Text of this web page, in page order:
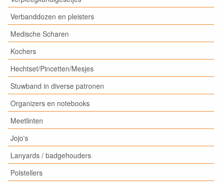
Verbanddozen en pleisters
Medische Scharen
Kochers
Hechtset/Pincetten/Mesjes
Stuwband in diverse patronen
Organizers en notebooks
Meetlinten
Jojo's
Lanyards / badgehouders
Polstellers